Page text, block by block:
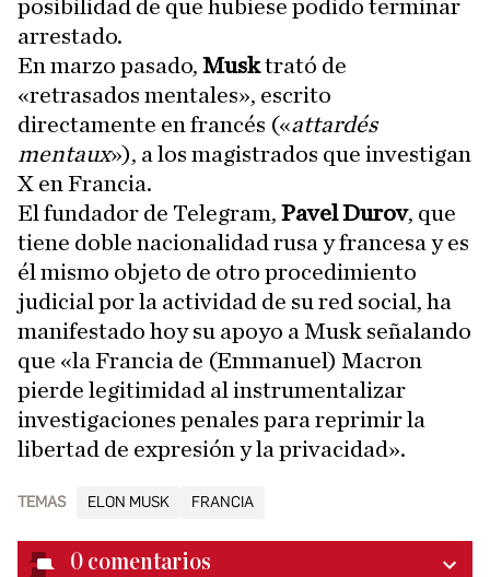
posibilidad de que hubiese podido terminar
arrestado.
En marzo pasado, Musktrató de
«retrasados mentales», escrito
directamente en francés («attardés
mentaux»), a los magistrados que investigan
X en Francia.
El fundador de Telegram, Pavel Durov, que
tiene doble nacionalidad rusa y francesa y es
él mismo objeto de otro procedimiento
judicial por la actividad de su red social, ha
manifestado hoy su apoyo a Musk señalando
que «la Francia de (Emmanuel) Macron
pierde legitimidad al instrumentalizar
investigaciones penales para reprimir la
libertad de expresión y la privacidad».
TEMAS ELON MUSK FRANCIA
0 comentarios